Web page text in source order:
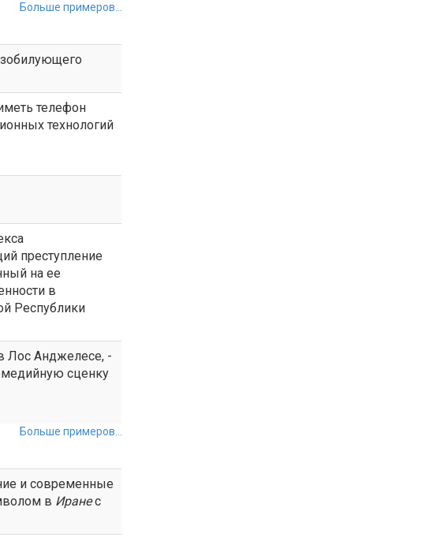
Больше примеров...
телефон
технологий
преступление
на ее
в
Республики
Лос Анджелесе, -
сценку
Больше примеров...
и современные
в Иранес